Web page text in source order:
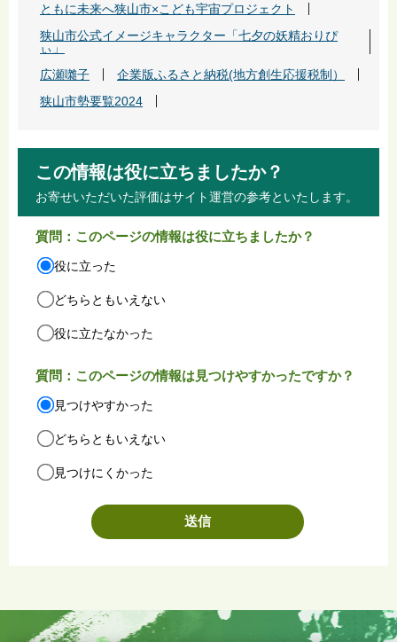
ともに未来へ狭山市×こども宇宙プロジェクト
狭山市公式イメージキャラクター「七夕の妖精おりぴ
ぃ」
広瀬囃子
企業版ふるさと納税(地方創生応援税制）
狭山市勢要覧2024
この情報は役に立ちましたか？
お寄せいただいた評価はサイト運営の参考といたします。
質問：このページの情報は役に立ちましたか？
役に立った
どちらともいえない
役に立たなかった
質問：このページの情報は見つけやすかったですか？
見つけやすかった
どちらともいえない
見つけにくかった